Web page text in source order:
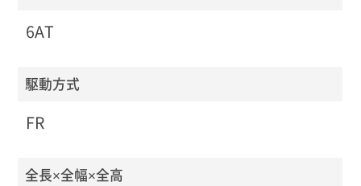
6AT
駆動方式
FR
全長×全幅×全高